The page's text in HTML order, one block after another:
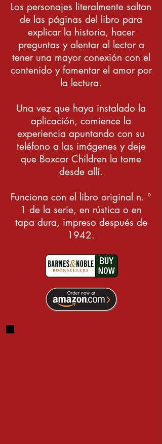
Los personajes literalmente saltan
de las páginas del libro para
explicar la historia, hacer
preguntas y alentar al lector a
tener una mayor conexión con el
contenido y fomentar el amor por
la lectura.
Una vez que haya instalado la
aplicación, comience la
experiencia apuntando con su
teléfono a las imágenes y deje
que Boxcar Children la tome
desde allí.
Funciona con el libro original n. °
1 de la serie, en rústica o en
tapa dura, impreso después de
1942.